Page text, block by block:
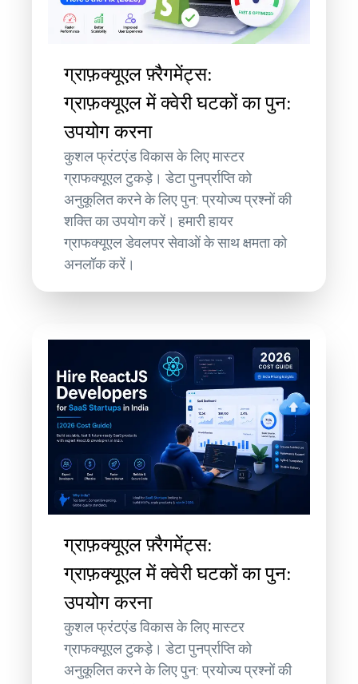
ग्राफ़क्यूएल फ़्रैगमेंट्स:
ग्राफ़क्यूएल में क्वेरी घटकों का पुन:
उपयोग करना
कुशल फ्रंटएंड विकास के लिए मास्टर
ग्राफक्यूएल टुकड़े। डेटा पुनर्प्राप्ति को
अनुकूलित करने के लिए पुन: प्रयोज्य प्रश्नों की
शक्ति का उपयोग करें। हमारी हायर
ग्राफक्यूएल डेवलपर सेवाओं के साथ क्षमता को
अनलॉक करें।
ग्राफ़क्यूएल फ़्रैगमेंट्स:
ग्राफ़क्यूएल में क्वेरी घटकों का पुन:
उपयोग करना
कुशल फ्रंटएंड विकास के लिए मास्टर
ग्राफक्यूएल टुकड़े। डेटा पुनर्प्राप्ति को
अनुकूलित करने के लिए पुन: प्रयोज्य प्रश्नों की